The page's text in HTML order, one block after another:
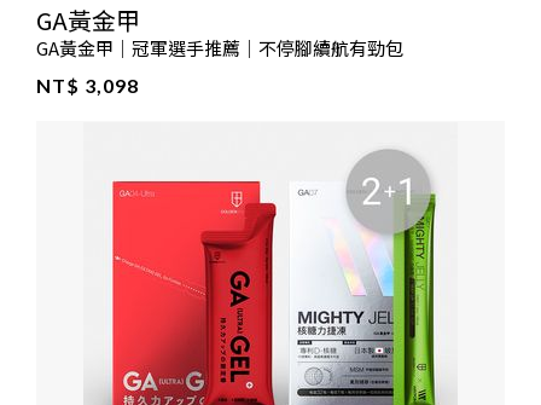
GA黃金甲
GA黃金甲｜冠軍選手推薦｜不停腳續航有勁包
NT$ 3,098